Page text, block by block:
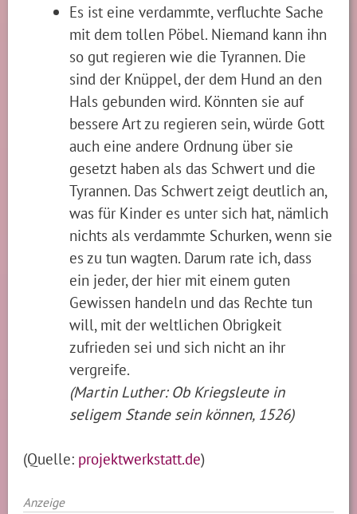
Es ist eine verdammte, verfluchte Sache
mit dem tollen Pöbel. Niemand kann ihn
so gut regieren wie die Tyrannen. Die
sind der Knüppel, der dem Hund an den
Hals gebunden wird. Könnten sie auf
bessere Art zu regieren sein, würde Gott
auch eine andere Ordnung über sie
gesetzt haben als das Schwert und die
Tyrannen. Das Schwert zeigt deutlich an,
was für Kinder es unter sich hat, nämlich
nichts als verdammte Schurken, wenn sie
es zu tun wagten. Darum rate ich, dass
ein jeder, der hier mit einem guten
Gewissen handeln und das Rechte tun
will, mit der weltlichen Obrigkeit
zufrieden sei und sich nicht an ihr
vergreife.
(Martin Luther: Ob Kriegsleute in
seligem Stande sein können, 1526)
(Quelle: projektwerkstatt.de)
Anzeige